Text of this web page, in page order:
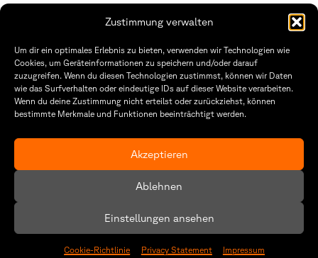
Zustimmung verwalten
Um dir ein optimales Erlebnis zu bieten, verwenden wir Technologien wie
Cookies, um Geräteinformationen zu speichern und/oder darauf
zuzugreifen. Wenn du diesen Technologien zustimmst, können wir Daten
wie das Surfverhalten oder eindeutige IDs auf dieser Website verarbeiten.
Wenn du deine Zustimmung nicht erteilst oder zurückziehst, können
bestimmte Merkmale und Funktionen beeinträchtigt werden.
Akzeptieren
Ablehnen
Einstellungen ansehen
Cookie-Richtlinie Privacy Statement Impressum
THWS | Fakultät Gestaltung Würzburg
Technische Hochschule
Würzburg-Schweinfurt
Sanderheinrichsleitenweg 20
tel: +49 931 35 11 93 02
Öffnungszeiten Dekanat
Montag – Freitag
8:30 – 12:00
8:30 – 15:30
Datenschutzerklärung